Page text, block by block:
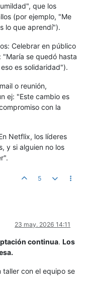
que los
(por ejemplo, "Me
lo que aprendí").
Celebrar en público
se quedó hasta
es solidaridad").
o reunión,
ej: "Este cambio es
con la
Netflix, los líderes
y si alguien no los
5
23 may. 2026 14:11
continua. Los
taller con el equipo se